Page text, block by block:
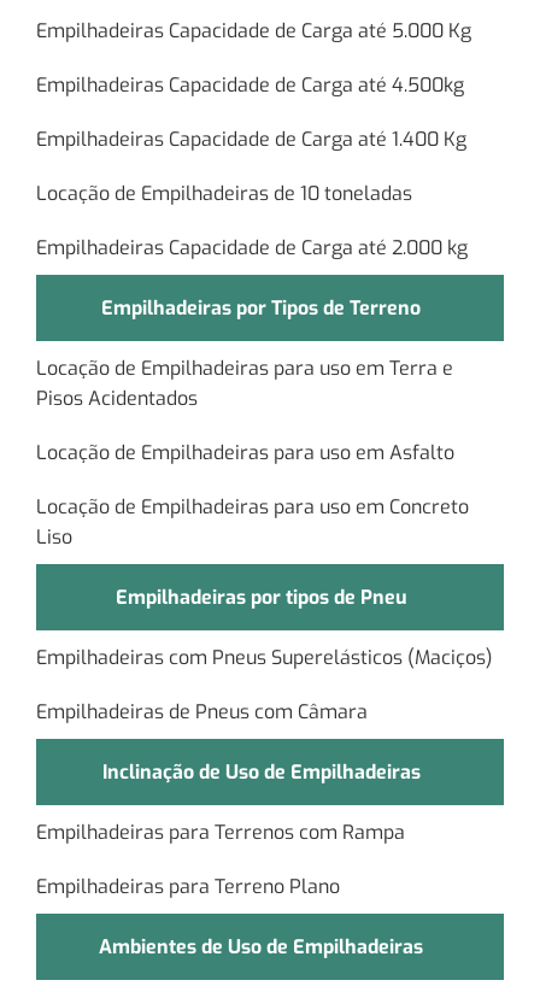
Empilhadeiras Capacidade de Carga até 5.000 Kg
Empilhadeiras Capacidade de Carga até 4.500kg
Empilhadeiras Capacidade de Carga até 1.400 Kg
Locação de Empilhadeiras de 10 toneladas
Empilhadeiras Capacidade de Carga até 2.000 kg
Empilhadeiras por Tipos de Terreno
Locação de Empilhadeiras para uso em Terra e
Pisos Acidentados
Locação de Empilhadeiras para uso em Asfalto
Locação de Empilhadeiras para uso em Concreto
Liso
Empilhadeiras por tipos de Pneu
Empilhadeiras com Pneus Superelásticos (Maciços)
Empilhadeiras de Pneus com Câmara
Inclinação de Uso de Empilhadeiras
Empilhadeiras para Terrenos com Rampa
Empilhadeiras para Terreno Plano
Ambientes de Uso de Empilhadeiras